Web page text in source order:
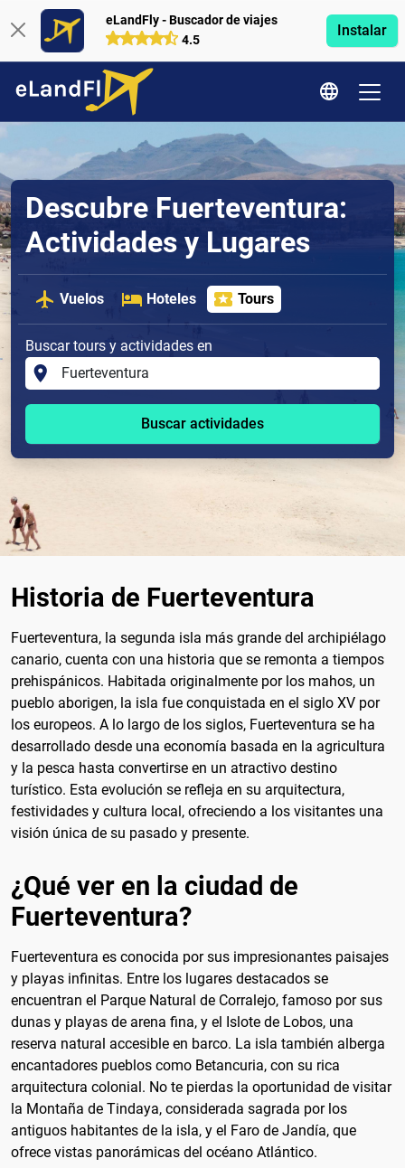
eLandFly - Buscador de viajes
4.5
Instalar
Descubre Fuerteventura:
Actividades y Lugares
Vuelos Hoteles Tours
Buscar tours y actividades en
Buscar actividades
Historia de Fuerteventura
Fuerteventura, la segunda isla más grande del archipiélago
canario, cuenta con una historia que se remonta a tiempos
prehispánicos. Habitada originalmente por los mahos, un
pueblo aborigen, la isla fue conquistada en el siglo XV por
los europeos. A lo largo de los siglos, Fuerteventura se ha
desarrollado desde una economía basada en la agricultura
y la pesca hasta convertirse en un atractivo destino
turístico. Esta evolución se refleja en su arquitectura,
festividades y cultura local, ofreciendo a los visitantes una
visión única de su pasado y presente.
¿Qué ver en la ciudad de
Fuerteventura?
Fuerteventura es conocida por sus impresionantes paisajes
y playas infinitas. Entre los lugares destacados se
encuentran el Parque Natural de Corralejo, famoso por sus
dunas y playas de arena fina, y el Islote de Lobos, una
reserva natural accesible en barco. La isla también alberga
encantadores pueblos como Betancuria, con su rica
arquitectura colonial. No te pierdas la oportunidad de visitar
la Montaña de Tindaya, considerada sagrada por los
antiguos habitantes de la isla, y el Faro de Jandía, que
ofrece vistas panorámicas del océano Atlántico.